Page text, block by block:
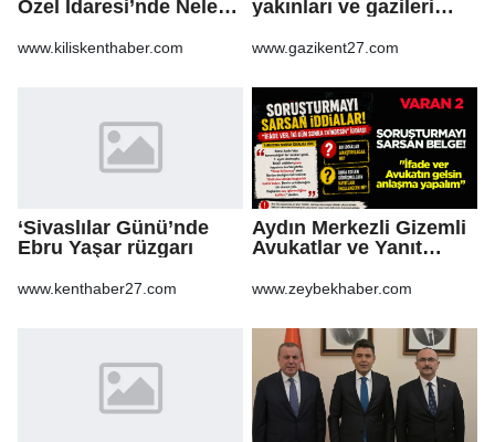
Özel İdaresi’nde Neler
www.kiliskenthaber.com
yakınları ve gazileri
www.gazikent27.com
‘Sivaslılar Günü’nde
Ebru Yaşar rüzgarı
www.kenthaber27.com
Aydın Merkezli Gizemli
Avukatlar ve Yanıt
www.zeybekhaber.com